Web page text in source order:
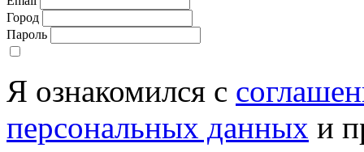
Город
Пароль
Я ознакомился с
персональных данных и